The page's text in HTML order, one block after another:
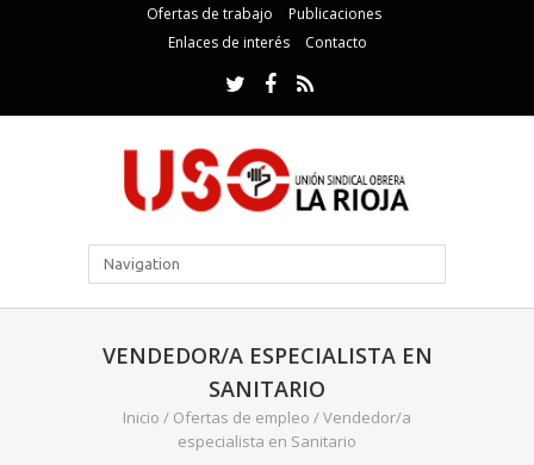
Ofertas de trabajo
Publicaciones
Enlaces de interés
Contacto
VENDEDOR/A ESPECIALISTA EN
SANITARIO
Inicio / Ofertas de empleo /Vendedor/a
especialista en Sanitario